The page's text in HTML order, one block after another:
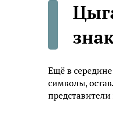
Ещё в
символы,